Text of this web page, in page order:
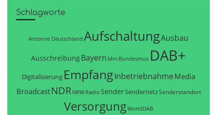
Schlagworte
Antenne Deutschland AufschaltungAusbau
AusschreibungBayern blm Bundesmux DAB+
Digitalisierung EmpfangInbetriebnahme Media
Broadcast NDR NRW Radio SenderSendernetzSenderstandort
VersorgungWorldDAB